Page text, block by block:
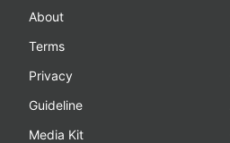
About
Terms
Privacy
Guideline
Media Kit